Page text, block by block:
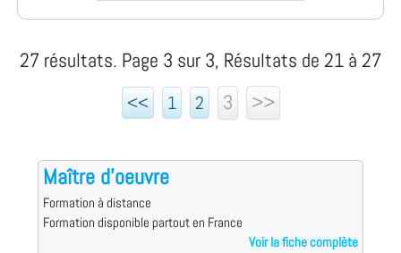
27 résultats. Page 3 sur 3, Résultats de 21 à 27
<< 1 2 3 >>
Maître d'oeuvre
Formation à distance
Formation disponible partout en France
Voir la fiche complète